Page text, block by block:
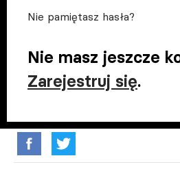
Nie pamiętasz hasła?
Nie masz jeszcze
Zarejestruj się.